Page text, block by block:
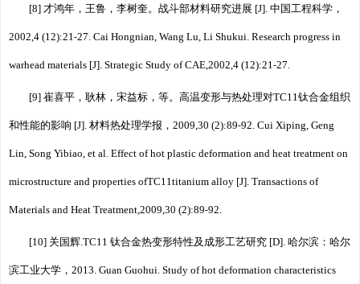
[8] 才鸿年，王鲁，李树奎。战斗部材料研究进展 [J]. 中国工程科学，
2002,4 (12):21⁃27. Cai Hongnian, Wang Lu, Li Shukui. Research progress in
warhead materials [J]. Strategic Study of CAE,2002,4 (12):21⁃27.
[9] 崔喜平，耿林，宋益标，等。高温变形与热处理对TC11钛合金组织
和性能的影响 [J]. 材料热处理学报，2009,30 (2):89⁃92. Cui Xiping, Geng
Lin, Song Yibiao, et al. Effect of hot plastic deformation and heat treatment on
microstructure and properties ofTC11titanium alloy [J]. Transactions of
Materials and Heat Treatment,2009,30 (2):89⁃92.
[10] 关国辉.TC11 钛合金热变形特性及成形工艺研究 [D]. 哈尔滨：哈尔
滨工业大学，2013. Guan Guohui. Study of hot deformation characteristics